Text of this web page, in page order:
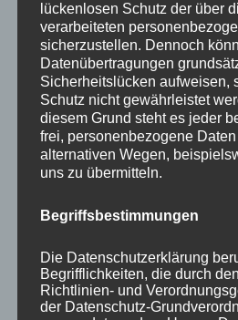
KATEGORIEN
Aktuelles vom MP
Allgemein
Impulse zur
Naturfoto-Blog
lückenlosen Schutz der über
verarbeiteten
sicherzustellen. Dennoch
Datenübertragungen
Sicherheitslücken aufweisen,
Schutz nicht gewährleistet
diesem Grund steht es jeder
frei, personenbezogene
alternativen Wegen,
uns zu übermitteln.
Begriffsbestimmungen
Die Datenschutzerklärung
Begrifflichkeiten, die durch
Richtlinien- und
der Datenschutz-